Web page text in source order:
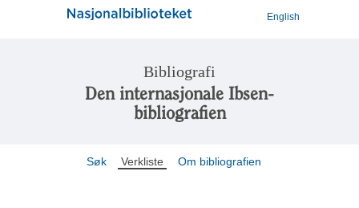
English
Bibliografi
Den internasjonale Ibsen-
bibliografien
Søk Verkliste Om bibliografien